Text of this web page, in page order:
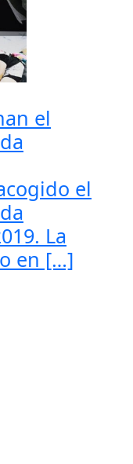
el
el
La
en […]